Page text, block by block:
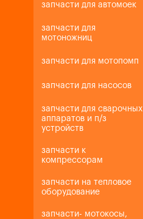
запчасти для автомоек
запчасти для
мотоножниц
запчасти для мотопомп
запчасти для насосов
запчасти для сварочных
аппаратов и п/з
устройств
запчасти к
компрессорам
запчасти на тепловое
оборудование
запчасти- мотокосы,